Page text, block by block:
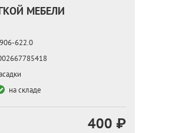
МЕБЕЛИ
622.0
на складе
400 ₽